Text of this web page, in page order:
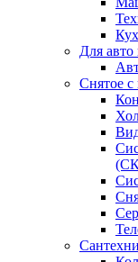
Для
Снятое с